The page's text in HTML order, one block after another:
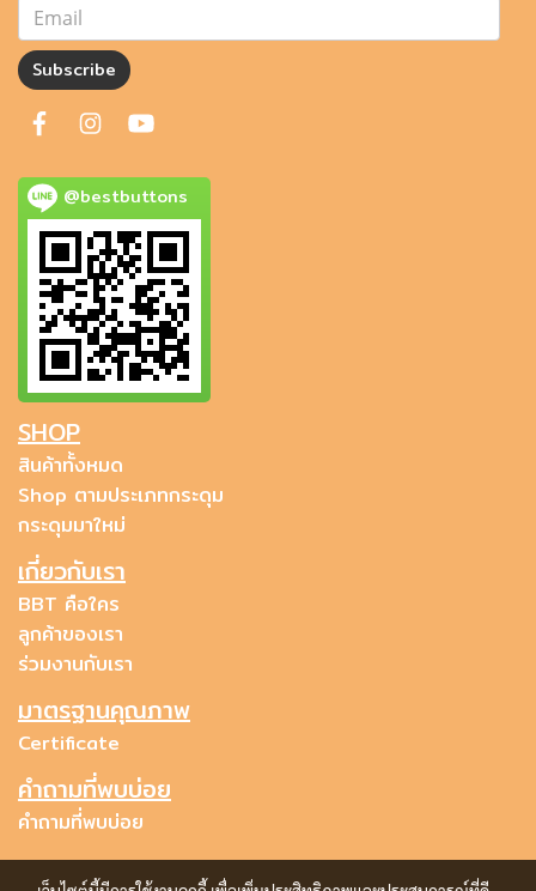
Subscribe
@bestbuttons
SHOP
สินค้าทั้งหมด
Shop ตามประเภทกระดุม
กระดุมมาใหม่
เกี่ยวกับเรา
BBT คือใคร
ลูกค้าของเรา
ร่วมงานกับเรา
มาตรฐานคุณภาพ
Certificate
คำถามที่พบบ่อย
คำถามที่พบบ่อย